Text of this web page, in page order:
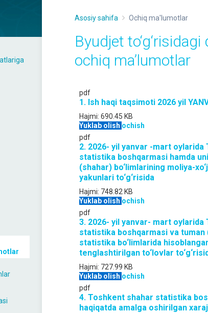
Asosiy sahifa Ochiq ma'lumotlar
Byudjet
ochiq maʼlumotlar
pdf
1. Ish haqi taqsimoti 2026 yil
Hajmi: 690.45 KB
Yuklab olish ochish
pdf
2. 2026- yil yanvar -mart oylarida
statistika boshqarmasi hamda
(shahar) bo‘limlarining moliya-
yakunlari to‘g‘risida
Hajmi: 748.82 KB
Yuklab olish ochish
pdf
3. 2026- yil yanvar- mart oylarida
statistika boshqarmasi va tuman
statistika bo‘limlarida
tenglashtirilgan to‘lovlar
Hajmi: 727.99 KB
Yuklab olish ochish
pdf
4. Toshkent shahar statistika
haqiqatda amalga oshirilgan